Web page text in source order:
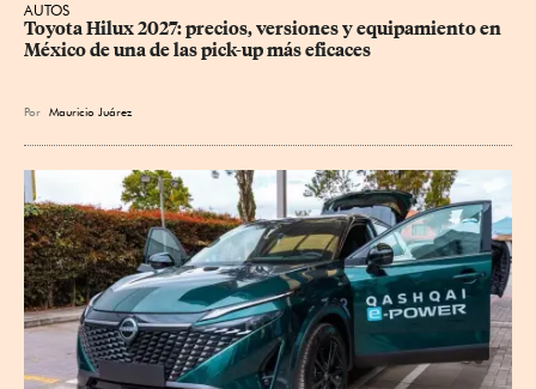
AUTOS
Toyota Hilux 2027: precios, versiones y equipamiento en
México de una de las pick-up más eficaces
Por Mauricio Juárez